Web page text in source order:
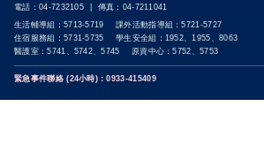
電話：04-7232105 | 傳真：04-7211041
生活輔導組：5713-5719 課外活動指導組：5721-5727
住宿服務組：5731-5735 學生安全組：1952、1955、8063
醫護室：5741、5742、5745 原資中心：5752、5753
緊急事件聯絡 (24小時)：0933-415409